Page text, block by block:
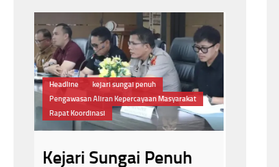
#Jaga Kesehatan
Headline
Jaga Kesehatan Mata
Manfaat Makan Telur
Ikatan